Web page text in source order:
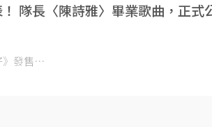
隊長〈陳詩雅〉畢業歌曲，正式
》發售⋯